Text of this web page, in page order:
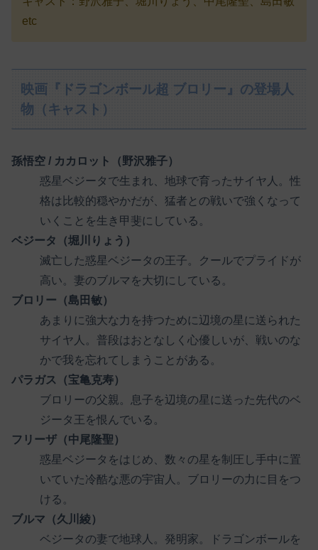
etc
映画『ドラゴンボール超 ブロリー』の登場人
物（キャスト）
孫悟空 / カカロット（野沢雅子）
惑星ベジータで生まれ、地球で育ったサイヤ人。性
格は比較的穏やかだが、猛者との戦いで強くなって
いくことを生き甲斐にしている。
ベジータ（堀川りょう）
滅亡した惑星ベジータの王子。クールでプライドが
高い。妻のブルマを大切にしている。
ブロリー（島田敏）
あまりに強大な力を持つために辺境の星に送られた
サイヤ人。普段はおとなしく心優しいが、戦いのな
かで我を忘れてしまうことがある。
パラガス（宝亀克寿）
ブロリーの父親。息子を辺境の星に送った先代のベ
ジータ王を恨んでいる。
フリーザ（中尾隆聖）
惑星ベジータをはじめ、数々の星を制圧し手中に置
いていた冷酷な悪の宇宙人。ブロリーの力に目をつ
ける。
ブルマ（久川綾）
ベジータの妻で地球人。発明家。ドラゴンボールを